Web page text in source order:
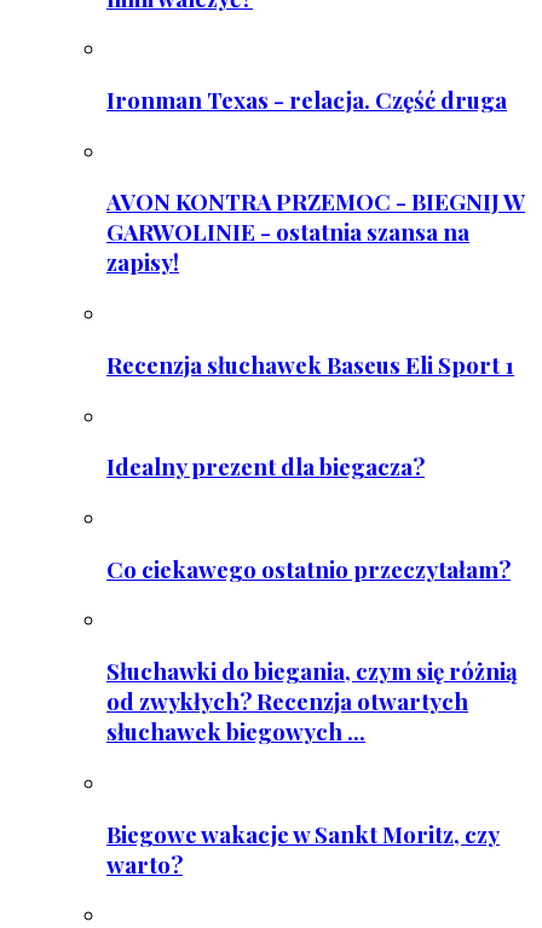
Ironman Texas - relacja. Część druga
AVON KONTRA PRZEMOC - BIEGNIJ W
GARWOLINIE - ostatnia szansa na
zapisy!
Recenzja słuchawek Baseus Eli Sport 1
Idealny prezent dla biegacza?
Co ciekawego ostatnio przeczytałam?
Słuchawki do biegania, czym się różnią
od zwykłych? Recenzja otwartych
słuchawek biegowych ...
Biegowe wakacje w Sankt Moritz, czy
warto?